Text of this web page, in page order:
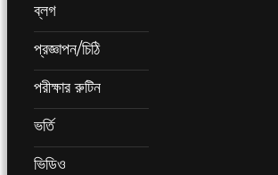
ব্লগ
প্রজ্ঞাপন/চিঠি
পরীক্ষার রুটিন
ভর্তি
ভিডিও